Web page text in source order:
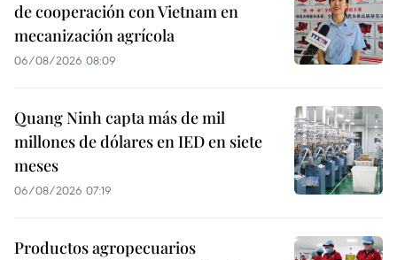
de cooperación con Vietnam en
mecanización agrícola
06/08/2026 08:09
Quang Ninh capta más de mil
millones de dólares en IED en siete
meses
06/08/2026 07:19
Productos agropecuarios